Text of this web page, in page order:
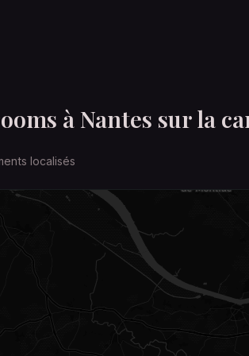
à Nantes sur la
localisés